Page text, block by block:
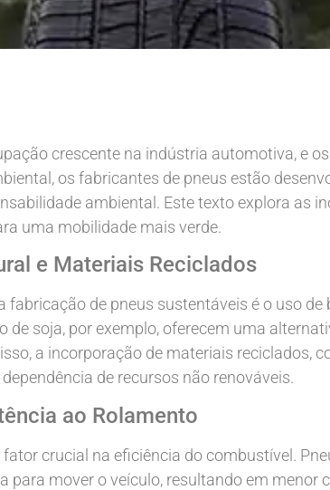
crescente na indústria automotiva, e
os fabricantes de pneus estão
ambiental. Este texto explora as
uma mobilidade mais verde.
e Materiais Reciclados
fabricação de pneus sustentáveis é o uso
de soja, por exemplo, oferecem uma
a incorporação de materiais reciclados,
de recursos não renováveis.
ao Rolamento
crucial na eficiência do combustível.
para mover o veículo, resultando em menor